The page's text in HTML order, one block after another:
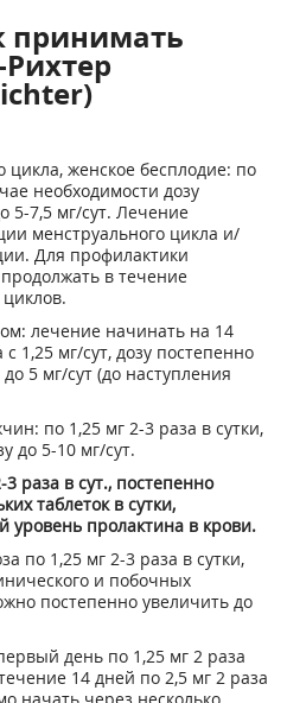
принимать
женское бесплодие: по
необходимости дозу
5-7,5 мг/сут. Лечение
менструального цикла и/
Для профилактики
в течение
лечение начинать на 14
1,25 мг/сут, дозу постепенно
5 мг/сут (до наступления
по 1,25 мг 2-3 раза в сутки,
до 5-10 мг/сут.
раза в сут., постепенно
таблеток в сутки,
пролактина в крови.
по 1,25 мг 2-3 раза в сутки,
и побочных
постепенно увеличить до
день по 1,25 мг 2 раза
14 дней по 2,5 мг 2 раза